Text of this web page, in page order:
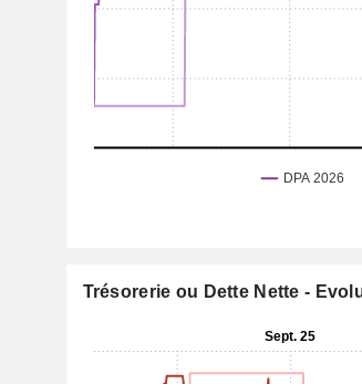
Trésorerie ou Dette Nette -